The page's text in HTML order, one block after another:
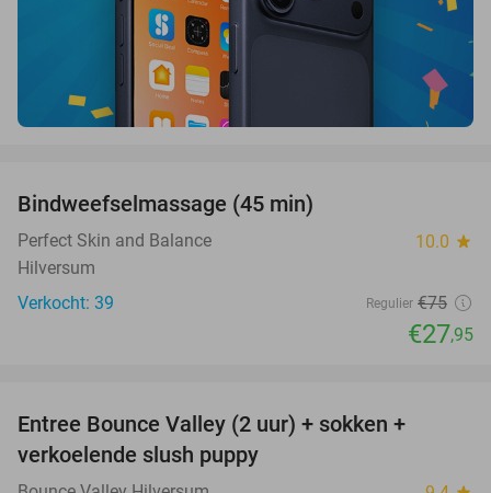
Bindweefselmassage (45 min)
Perfect Skin and Balance 10.0 star
Hilversum
Verkocht: 39
Regulier €75
€27,95
Entree Bounce Valley (2 uur) + sokken +
verkoelende slush puppy